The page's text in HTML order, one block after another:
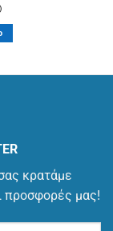
κρατάμε
προσφορές μας!